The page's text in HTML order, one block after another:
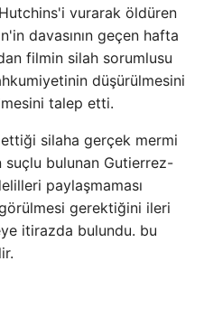
vurarak öldüren
davasının geçen hafta
filmin silah sorumlusu
düşürülmesini
talep etti.
silaha gerçek mermi
suçlu bulunan Gutierrez-
paylaşmaması
gerektiğini ileri
itirazda bulundu. bu